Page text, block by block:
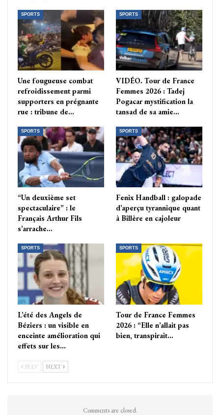
SPORTS
Une fougueuse combat
refroidissement parmi
supporters en prégnante
rue : tribune de…
SPORTS
VIDÉO. Tour de France
Femmes 2026 : Tadej
Pogacar mystification la
tansad de sa amie…
SPORTS
“Un deuxième set
spectaculaire” : le
Français Arthur Fils
s’arrache…
SPORTS
Fenix Handball : galopade
d’aperçu tyrannique quant
à Billère en cajoleur
SPORTS
L’été des Angels de
Béziers : un visible en
enceinte amélioration qui
effets sur les…
SPORTS
Tour de France Femmes
2026 : “Elle n’allait pas
bien, transpirait…
PREV NEXT
Comments are closed.